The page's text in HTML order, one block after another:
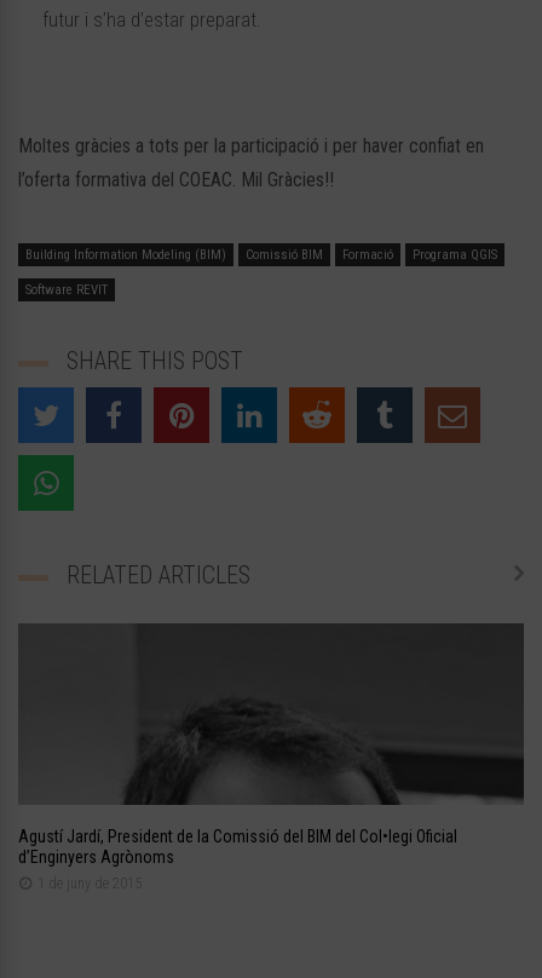
futur i s’ha d’estar preparat.
Moltes gràcies a tots per la participació i per haver confiat en
l’oferta formativa del COEAC. Mil Gràcies!!
Building Information Modeling (BIM) Comissió BIM Formació Programa QGIS
Software REVIT
SHARE THIS POST
RELATED ARTICLES
Agustí Jardí, President de la Comissió del BIM del Col•legi Oficial
d’Enginyers Agrònoms
1 de juny de 2015